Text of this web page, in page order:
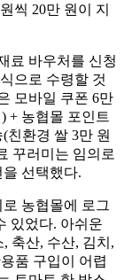
씩 20만 원이 지
료 바우처를 신청
으로 수령할 것
모바일 쿠폰 6만
+ 농협몰 포인트
친환경 쌀 3만 원
꾸러미는 임의로
선택했다.
농협몰에 로그
있었다. 아쉬운
축산, 수산, 김치,
품 구입이 어렵